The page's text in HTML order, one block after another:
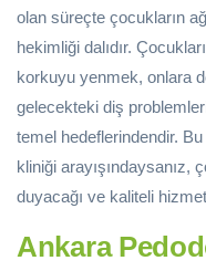
olan süreçte çocukların
hekimliği dalıdır.
korkuyu yenmek, onlara
gelecekteki diş
temel hedeflerindendir.
kliniği arayışındaysanız,
duyacağı ve kaliteli
Ankara